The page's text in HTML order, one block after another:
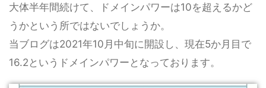
大体半年間続けて、ドメインパワーは10を超えるかど
うかという所ではないでしょうか。
当ブログは2021年10月中旬に開設し、現在5か月目で
16.2というドメインパワーとなっております。